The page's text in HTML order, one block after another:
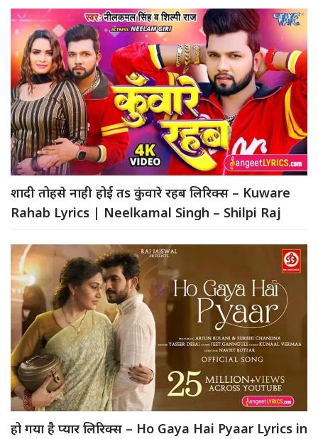
शादी तोहसे नाही होई तs कुंवारे रहब लिरिक्स – Kuware
Rahab Lyrics | Neelkamal Singh – Shilpi Raj
हो गया है प्यार लिरिक्स – Ho Gaya Hai Pyaar Lyrics in